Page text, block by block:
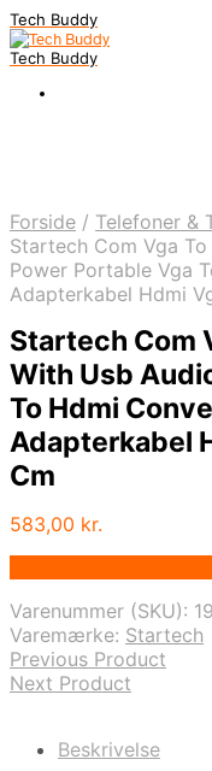
Tech Buddy
Tech Buddy
Forside / Telefoner &
Startech Com Vga
Power Portable Vga
Adapterkabel Hdmi
Startech Com
With Usb
To Hdmi
Adapterkabel
Cm
583,00 kr.
Varenummer (SKU):
Varemærke: Startech
Previous Product
Next Product
Beskrivelse